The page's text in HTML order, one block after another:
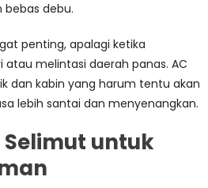
debu.
penting, apalagi ketika
atau melintasi daerah panas. AC
dan kabin yang harum tentu akan
lebih santai dan menyenangkan.
untuk